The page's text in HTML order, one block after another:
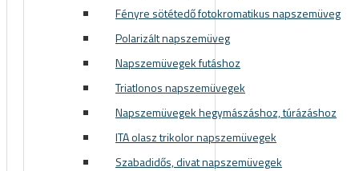
Fényre sötétedő fotokromatikus napszemüveg
Polarizált napszemüveg
Napszemüvegek futáshoz
Triatlonos napszemüvegek
Napszemüvegek hegymászáshoz, túrázáshoz
ITA olasz trikolor napszemüvegek
Szabadidős, divat napszemüvegek